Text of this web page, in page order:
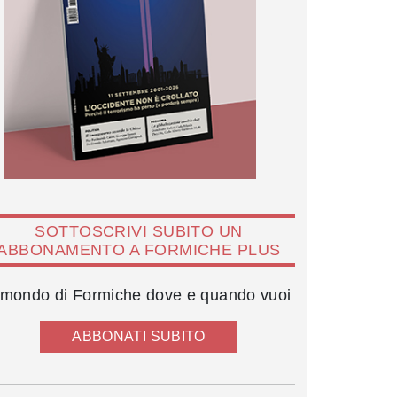
SOTTOSCRIVI SUBITO UN
A FORMICHE PLUS
di Formiche dove e quando vuoi
ABBONATI SUBITO